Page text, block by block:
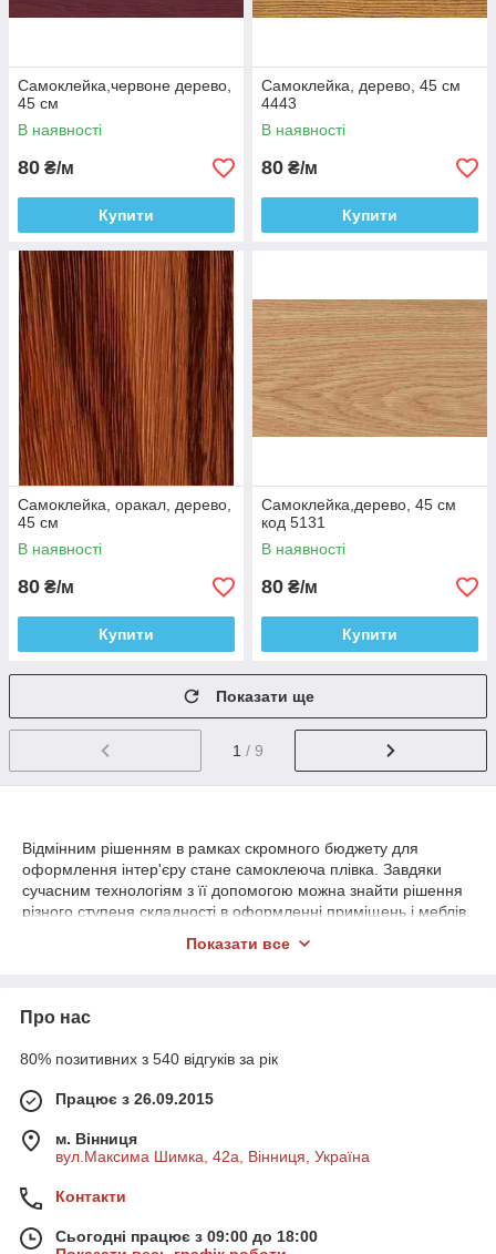
Самоклейка,червоне дерево,
45 см
В наявності
80 ₴/м
Купити
Самоклейка, дерево, 45 см
4443
В наявності
80 ₴/м
Купити
Самоклейка, оракал, дерево,
45 см
В наявності
80 ₴/м
Купити
Самоклейка,дерево, 45 см
код 5131
В наявності
80 ₴/м
Купити
Показати ще
1 / 9
Відмінним рішенням в рамках скромного бюджету для
оформлення інтер'єру стане самоклеюча плівка. Завдяки
сучасним технологіям з її допомогою можна знайти рішення
різного ступеня складності в оформленні приміщень і меблів.
придбання цього товару, плівки поділяють згідно з основними
поверхонь приміщення і предметів інтер'єру.
· Матеріал основи – комбіновані синтетичні сполуки
(поліестер, пропілен).
· Дизайнерські можливості. Різноманітність колірної гами і
типів структур (дерево, велюр, камінь) дозволяє підібрати
максимально відповідний варіант плівки для конкретної мети.
Показати все
Про нас
80% позитивних з 540 відгуків за рік
Працює з 26.09.2015
м. Вінниця
вул.Максима Шимка, 42а, Вінниця, Україна
Контакти
Сьогодні працює з 09:00 до 18:00